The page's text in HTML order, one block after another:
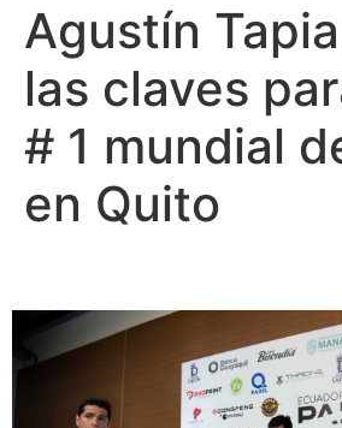
Agustín
las claves
# 1 mundial
en Quito